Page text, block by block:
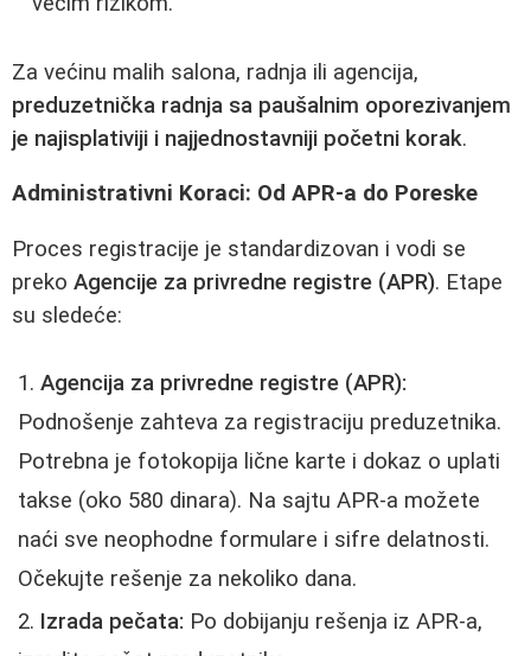
Za većinu malih salona, radnja ili agencija,
preduzetnička radnja sa paušalnim oporezivanjem
je najisplativiji i najjednostavniji početni korak.
Administrativni Koraci: Od APR-a do Poreske
Proces registracije je standardizovan i vodi se
preko Agencije za privredne registre (APR). Etape
su sledeće:
Agencija za privredne registre (APR):
Podnošenje zahteva za registraciju preduzetnika.
Potrebna je fotokopija lične karte i dokaz o uplati
takse (oko 580 dinara). Na sajtu APR-a možete
naći sve neophodne formulare i sifre delatnosti.
Očekujte rešenje za nekoliko dana.
Izrada pečata: Po dobijanju rešenja iz APR-a,